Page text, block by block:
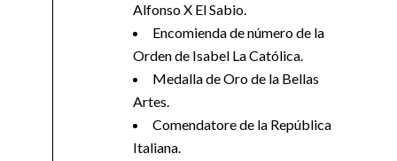
Alfonso X El Sabio.
Encomienda de número de la
Orden de Isabel La Católica.
Medalla de Oro de la Bellas
Artes.
Comendatore de la República
Italiana.